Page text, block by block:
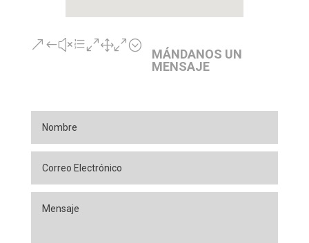
&#xe010;
MÁNDANOS UN
MENSAJE